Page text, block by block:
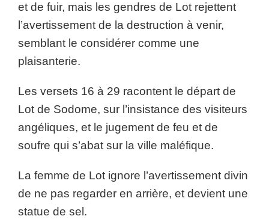
et de fuir, mais les gendres de Lot rejettent
l’avertissement de la destruction à venir,
semblant le considérer comme une
plaisanterie.
Les versets 16 à 29 racontent le départ de
Lot de Sodome, sur l’insistance des visiteurs
angéliques, et le jugement de feu et de
soufre qui s’abat sur la ville maléfique.
La femme de Lot ignore l’avertissement divin
de ne pas regarder en arrière, et devient une
statue de sel.